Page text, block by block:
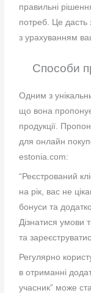
правильні
потреб. Це дасть
з урахуванням
Способи
Одним з
що вона
продукції.
для онлайн
estonia.com:
“Реєстрований
на рік, вас не
бонуси та
Дізнатися умови
та
Регулярно
в отриманні
учасник” може